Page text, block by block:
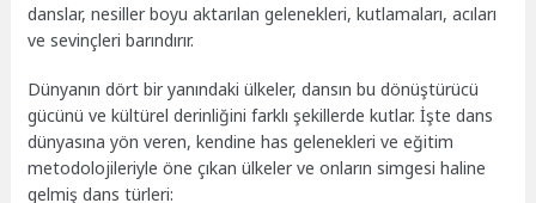
danslar, nesiller boyu aktarılan gelenekleri, kutlamaları, acıları
ve sevinçleri barındırır.
Dünyanın dört bir yanındaki ülkeler, dansın bu dönüştürücü
gücünü ve kültürel derinliğini farklı şekillerde kutlar. İşte dans
dünyasına yön veren, kendine has gelenekleri ve eğitim
metodolojileriyle öne çıkan ülkeler ve onların simgesi haline
gelmiş dans türleri: